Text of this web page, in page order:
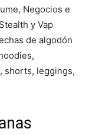
Negocios e
y Vap
de algodón
shorts, leggings,